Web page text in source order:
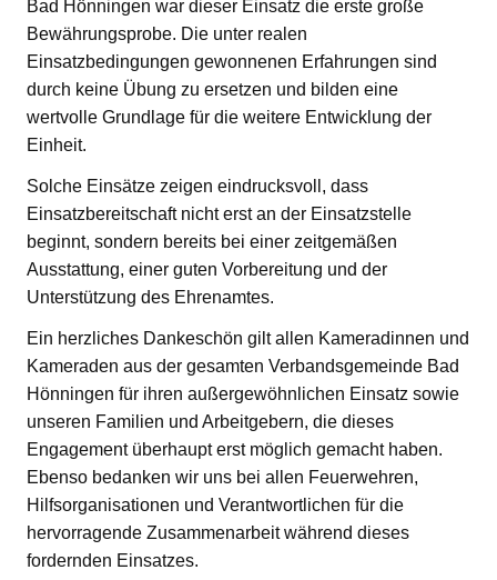
Bad Hönningen war dieser Einsatz die erste große
Bewährungsprobe. Die unter realen
Einsatzbedingungen gewonnenen Erfahrungen sind
durch keine Übung zu ersetzen und bilden eine
wertvolle Grundlage für die weitere Entwicklung der
Einheit.
Solche Einsätze zeigen eindrucksvoll, dass
Einsatzbereitschaft nicht erst an der Einsatzstelle
beginnt, sondern bereits bei einer zeitgemäßen
Ausstattung, einer guten Vorbereitung und der
Unterstützung des Ehrenamtes.
Ein herzliches Dankeschön gilt allen Kameradinnen und
Kameraden aus der gesamten Verbandsgemeinde Bad
Hönningen für ihren außergewöhnlichen Einsatz sowie
unseren Familien und Arbeitgebern, die dieses
Engagement überhaupt erst möglich gemacht haben.
Ebenso bedanken wir uns bei allen Feuerwehren,
Hilfsorganisationen und Verantwortlichen für die
hervorragende Zusammenarbeit während dieses
fordernden Einsatzes.